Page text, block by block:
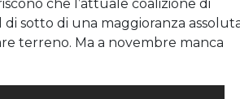
che l’attuale coalizione di
sotto di una maggioranza
terreno. Ma a novembre manca